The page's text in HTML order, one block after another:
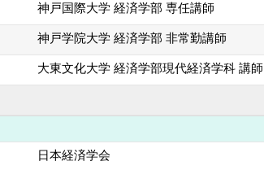
神戸国際大学 経済学部 専任講師
神戸学院大学 経済学部 非常勤講師
大東文化大学 経済学部現代経済学科 講師
日本経済学会